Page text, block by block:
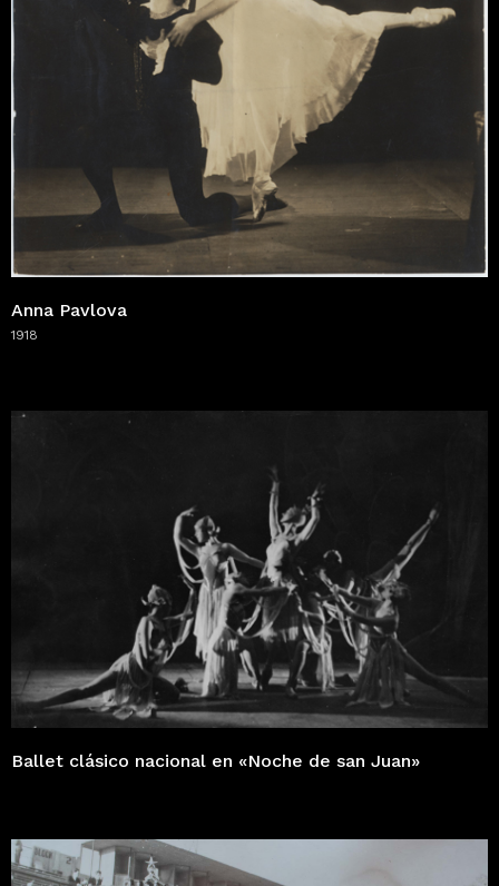
Anna Pavlova
1918
Ballet clásico nacional en «Noche de san Juan»